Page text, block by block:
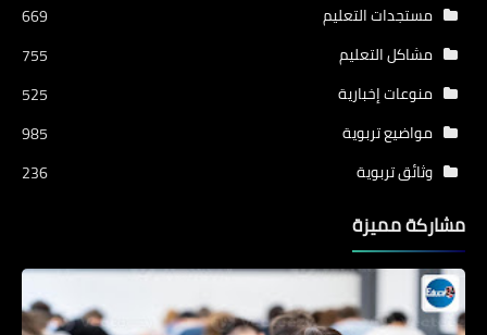
مستجدات التعليم
669
مشاكل التعليم
755
منوعات إخبارية
525
مواضيع تربوية
985
وثائق تربوية
236
مشاركة مميزة